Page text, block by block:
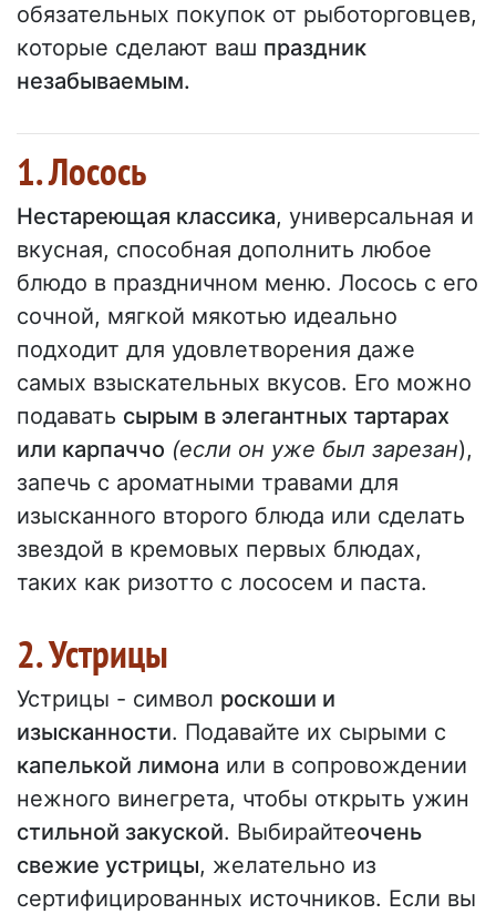
обязательных покупок от рыботорговцев,
которые сделают ваш праздник
незабываемым.
1. Лосось
Нестареющая классика, универсальная и
вкусная, способная дополнить любое
блюдо в праздничном меню. Лосось с его
сочной, мягкой мякотью идеально
подходит для удовлетворения даже
самых взыскательных вкусов. Его можно
подавать сырым в элегантных тартарах
или карпаччо (если он уже был зарезан),
запечь с ароматными травами для
изысканного второго блюда или сделать
звездой в кремовых первых блюдах,
таких как ризотто с лососем и паста.
2. Устрицы
Устрицы - символ роскоши и
изысканности. Подавайте их сырыми с
капелькой лимона или в сопровождении
нежного винегрета, чтобы открыть ужин
стильной закуской. Выбирайтеочень
свежие устрицы, желательно из
сертифицированных источников. Если вы